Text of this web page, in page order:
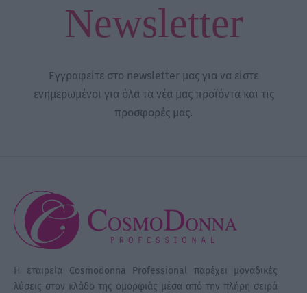
Newsletter
Εγγραφείτε στο newsletter μας για να είστε
ενημερωμένοι για όλα τα νέα μας προϊόντα και τις
προσφορές μας.
Η εταιρεία Cosmodonna Professional παρέχει μοναδικές
λύσεις στον κλάδο της ομορφιάς μέσα από την πλήρη σειρά